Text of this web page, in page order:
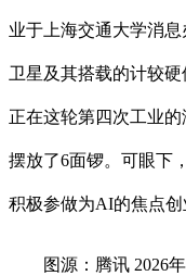
业于上海交通大学消
卫星及其搭载的计较硬
正在这轮第四次工业
摆放了6面锣。可眼下
积极参做为AI的焦点创
图源：腾讯 2026年